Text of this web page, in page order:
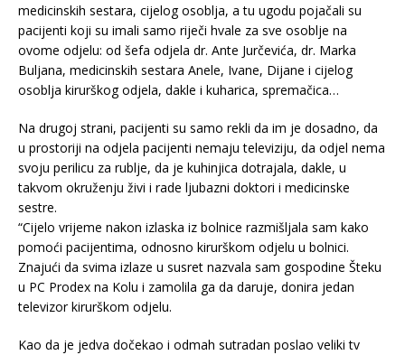
medicinskih sestara, cijelog osoblja, a tu ugodu pojačali su
pacijenti koji su imali samo riječi hvale za sve osoblje na
ovome odjelu: od šefa odjela dr. Ante Jurčevića, dr. Marka
Buljana, medicinskih sestara Anele, Ivane, Dijane i cijelog
osoblja kirurškog odjela, dakle i kuharica, spremačica…
Na drugoj strani, pacijenti su samo rekli da im je dosadno, da
u prostoriji na odjela pacijenti nemaju televiziju, da odjel nema
svoju perilicu za rublje, da je kuhinjica dotrajala, dakle, u
takvom okruženju živi i rade ljubazni doktori i medicinske
sestre.
“Cijelo vrijeme nakon izlaska iz bolnice razmišljala sam kako
pomoći pacijentima, odnosno kirurškom odjelu u bolnici.
Znajući da svima izlaze u susret nazvala sam gospodine Šteku
u PC Prodex na Kolu i zamolila ga da daruje, donira jedan
televizor kirurškom odjelu.
Kao da je jedva dočekao i odmah sutradan poslao veliki tv